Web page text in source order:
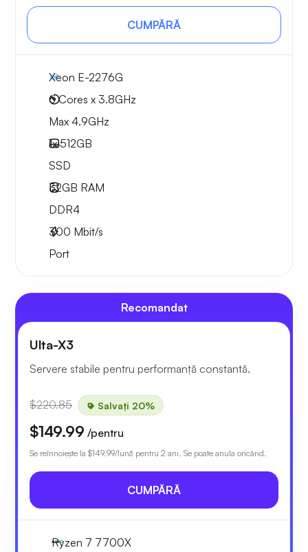
CUMPĂRĂ
Xeon E-2276G
6 Cores x 3.8GHz
Max 4.9GHz
1x512GB
SSD
32GB RAM
DDR4
300 Mbit/s
Port
Recomandat
Ulta-X3
Servere stabile pentru performanță constantă.
$220.85 Salvați 20%
$149.99 /pentru
Se reînnoiește la $149.99/lună pentru 2 ani. Se poate anula oricând.
CUMPĂRĂ
Ryzen 7 7700X